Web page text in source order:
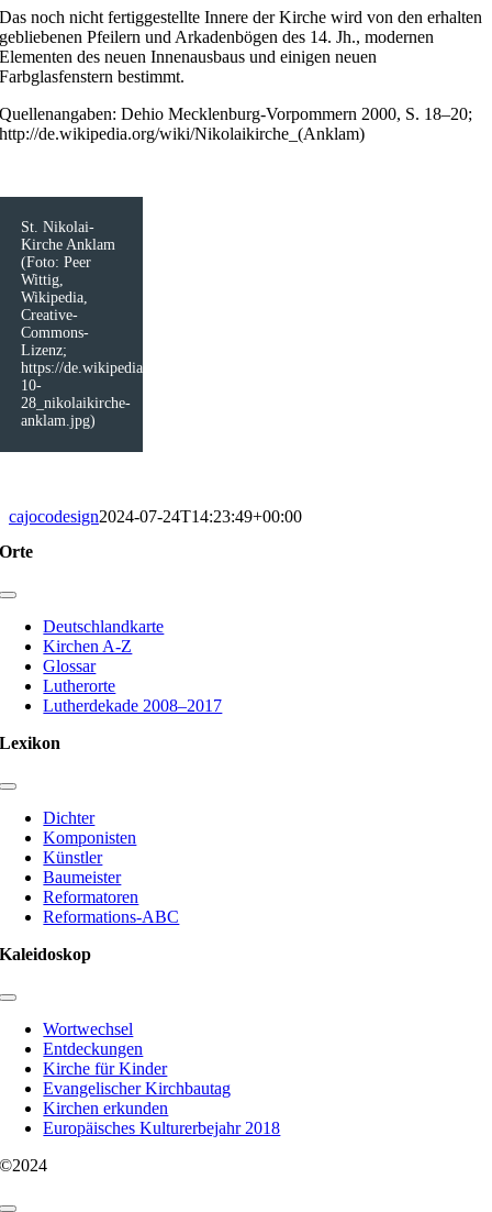
Das noch nicht fertiggestellte Innere der Kirche wird von den erhalten
gebliebenen Pfeilern und Arkadenbögen des 14. Jh., modernen
Elementen des neuen Innenausbaus und einigen neuen
Farbglasfenstern bestimmt.
Quellenangaben: Dehio Mecklenburg-Vorpommern 2000, S. 18–20;
http://de.wikipedia.org/wiki/Nikolaikirche_(Anklam)
St. Nikolai-
Kirche Anklam
(Foto: Peer
Wittig,
Wikipedia,
Creative-
Commons-
Lizenz;
https://de.wikipedia.org/wiki/Datei:2014-
10-
28_nikolaikirche-
anklam.jpg)
cajocodesign2024-07-24T14:23:49+00:00
Orte
Toggle
NavigationDeutschlandkarte
Kirchen A-Z
Glossar
Lutherorte
Lutherdekade 2008–2017
Lexikon
Toggle
Navigation
Dichter
Komponisten
Künstler
Baumeister
Reformatoren
Reformations-ABC
Kaleidoskop
Toggle
NavigationWortwechsel
Entdeckungen
Kirche für Kinder
Evangelischer Kirchbautag
Kirchen erkunden
Europäisches Kulturerbejahr 2018
©2024